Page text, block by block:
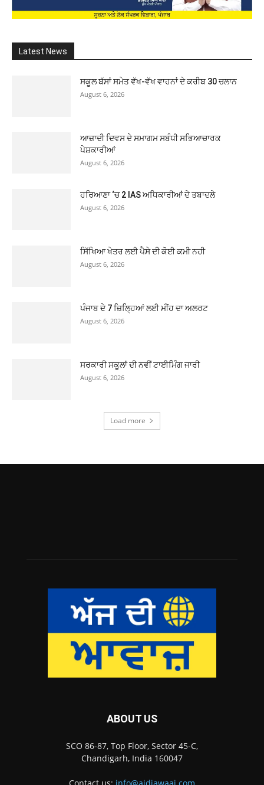
Latest News
ਸਕੂਲ ਬੱਸਾਂ ਸਮੇਤ ਵੱਖ-ਵੱਖ ਵਾਹਨਾਂ ਦੇ ਕਰੀਬ 30 ਚਲਾਨ
August 6, 2026
ਆਜ਼ਾਦੀ ਦਿਵਸ ਦੇ ਸਮਾਗਮ ਸਬੰਧੀ ਸਭਿਆਚਾਰਕ
ਪੇਸ਼ਕਾਰੀਆਂ
August 6, 2026
ਹਰਿਆਣਾ ‘ਚ 2 IAS ਅਧਿਕਾਰੀਆਂ ਦੇ ਤਬਾਦਲੇ
August 6, 2026
ਸਿੱਖਿਆ ਖੇਤਰ ਲਈ ਪੈਸੇ ਦੀ ਕੋਈ ਕਮੀ ਨਹੀ
August 6, 2026
ਪੰਜਾਬ ਦੇ 7 ਜ਼ਿਲ੍ਹਿਆਂ ਲਈ ਮੀਂਹ ਦਾ ਅਲਰਟ
August 6, 2026
ਸਰਕਾਰੀ ਸਕੂਲਾਂ ਦੀ ਨਵੀਂ ਟਾਈਮਿੰਗ ਜਾਰੀ
August 6, 2026
Load more
ABOUT US
SCO 86-87, Top Floor, Sector 45-C,
Chandigarh, India 160047